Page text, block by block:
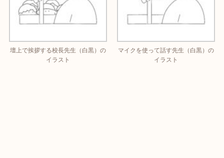
壇上で挨拶する校長先生（白黒）の
イラスト
マイクを使って話す先生（白黒）の
イラスト